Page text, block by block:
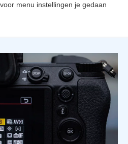
menu instellingen je gedaan